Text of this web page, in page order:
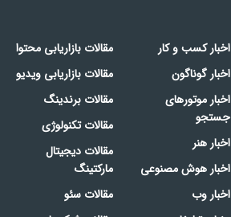
اخبار کسب و کار
اخبار گوناگون
اخبار موتورهای
جستجو
اخبار هنر
اخبار هوش مصنوعی
اخبار وب
مقالات بازاریابی محتوا
مقالات بازاریابی ویدیو
مقالات برندینگ
مقالات تکنولوژی
مقالات دیجیتال
مارکتینگ
مقالات سئو